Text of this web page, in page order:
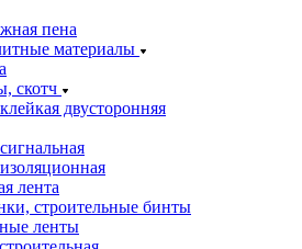
пена
материалы
скотч
двусторонняя
лента
строительные бинты
ленты